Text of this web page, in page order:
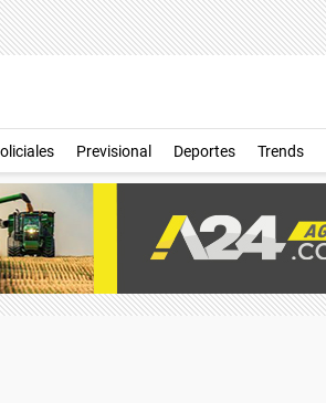
Previsional Deportes Trends